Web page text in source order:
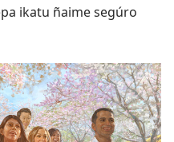
ikatu ñaime segúro